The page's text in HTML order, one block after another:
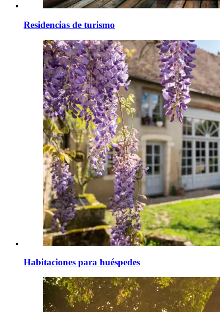
Residencias de turismo
Habitaciones para huéspedes